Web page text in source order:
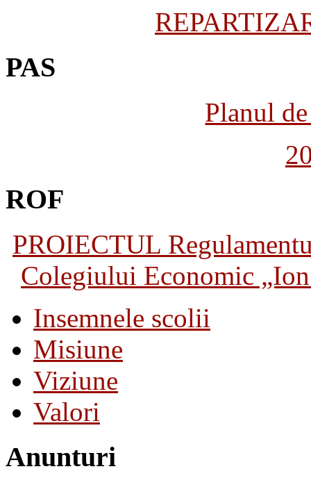
PAS
Planul
ROF
PROIECTUL
Colegiului Economic
Insemnele scolii
Misiune
Viziune
Valori
Anunturi